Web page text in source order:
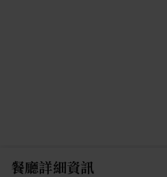
餐廳詳細資訊